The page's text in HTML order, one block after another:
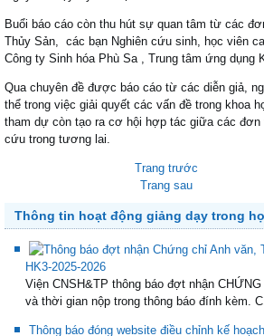
Buổi báo cáo còn thu hút sự quan tâm từ các
Thủy Sản, các bạn Nghiên cứu sinh, học viên
Qua chuyên đề được báo cáo từ các diễn giả,
thể trong việc giải quyết các vấn đề trong khoa
tham dự còn tạo ra cơ hội hợp tác giữa các đơn
Trang trước
Thông tin hoạt động giảng dạy trong
HK3-2025-2026
Viện CNSH&TP thông báo đợt nhận